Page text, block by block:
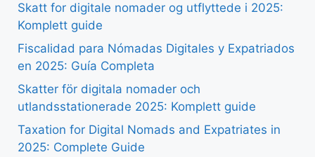
Skatt for digitale nomader og utflyttede i 2025:
Komplett guide
Fiscalidad para Nómadas Digitales y Expatriados
en 2025: Guía Completa
Skatter för digitala nomader och
utlandsstationerade 2025: Komplett guide
Taxation for Digital Nomads and Expatriates in
2025: Complete Guide